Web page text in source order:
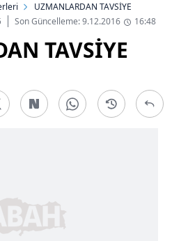
UZMANLARDAN TAVSİYE
Son Güncelleme: 9.12.2016 16:48
TAVSİYE